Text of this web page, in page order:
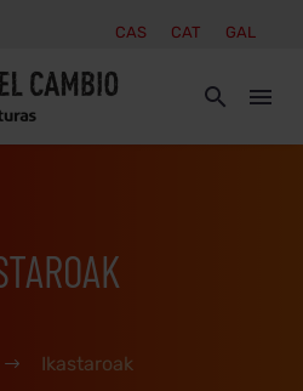
CAS CAT GAL
Ikastaroak